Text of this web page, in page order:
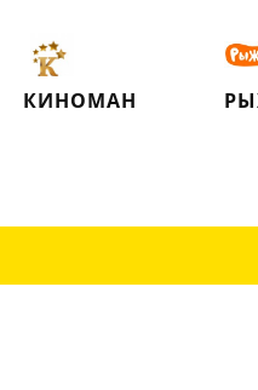
КИНОМАН